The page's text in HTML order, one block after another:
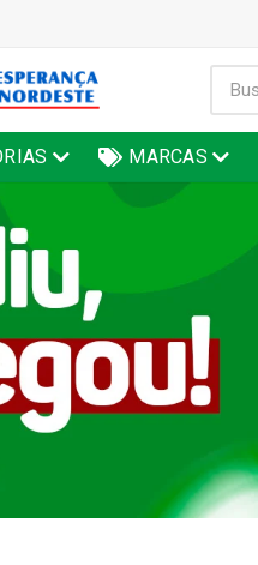
MARCAS